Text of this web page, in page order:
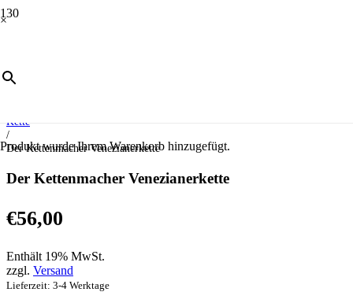
×
Produktwurde Ihrem Warenkorb hinzugefügt.
/
Kette
/
Der Kettenmacher Venezianerkette
Der Kettenmacher Venezianerkette
€56,00
Enthält 19% MwSt.
zzgl. Versand
Lieferzeit: 3-4 Werktage